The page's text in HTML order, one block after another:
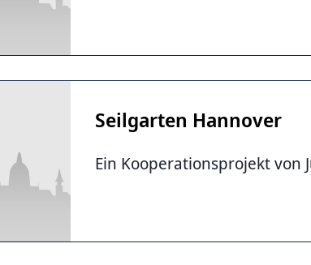
Seilgarten Hannover
Ein Kooperationsprojekt von